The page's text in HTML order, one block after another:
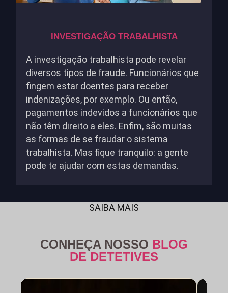
INVESTIGAÇÃO TRABALHISTA
A investigação trabalhista pode revelar
diversos tipos de fraude. Funcionários que
fingem estar doentes para receber
indenizações, por exemplo. Ou então,
pagamentos indevidos a funcionários que
não têm direito a eles. Enfim, são muitas
as formas de se fraudar o sistema
trabalhista. Mas fique tranquilo: a gente
pode te ajudar com estas demandas.
SAIBA MAIS
CONHEÇA NOSSO BLOG
DE DETETIVES